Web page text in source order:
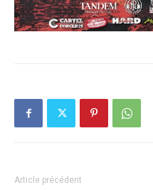
Article précédent